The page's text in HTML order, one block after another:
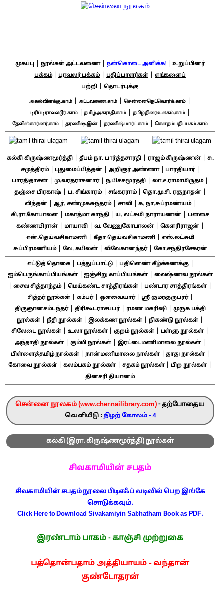
முகப்பு நூல்கள் அட்டவணை| நன்கொடை அளிக்க!
உறுப்பினர்
பக்கம்| புரவலர் பக்கம்| பதிப்பாளர்கள்
எங்களைப்
பற்றி
தொடர்புக்கு
அகல்விளக்கு.காம் அட்டவணை.காம் சென்னைநெட்வொர்க்.காம்
டிரிப்டிராவல்டூர்.காம்| தமிழ்அகராதி.காம்| தமிழ்திரைஉலகம்.காம்|
தேவிஸ்கார்னர்.காம் தரணிஷ்.இன்| தரணிஷ்மார்ட்.காம் கௌதம்பதிப்பகம்.காம்
கல்கி கிருஷ்ணமூர்த்தி| தீபம் நா. பார்த்தசாரதி| ராஜம் கிருஷ்ணன்|
சு.
சமுத்திரம்| புதுமைப்பித்தன்| அறிஞர் அண்ணா| பாரதியார்|
பாரதிதாசன் மு.வரதராசனார்| ந.பிச்சமூர்த்தி லா.ச.ராமாமிருதம்|
தஞ்சை பிரகாஷ்| ப. சிங்காரம்| சங்கரராம்| தொ.மு.சி. ரகுநாதன்|
விந்தன்| ஆர். சண்முகசுந்தரம்| சாவி| க. நா.சுப்ரமண்யம்|
கி.ரா.கோபாலன் மகாத்மா காந்தி ய. லட்சுமி நாராயணன்
பனசை
கண்ணபிரான்| மாயாவி| வ. வேணுகோபாலன்| கௌரிராஜன்|
என்.தெய்வசிகாமணி| கீதா தெய்வசிகாமணி|
எஸ்.லட்சுமி
சுப்பிரமணியம்| வே. கபிலன்| விவேகானந்தர்| கோ.சந்திரசேகரன்
எட்டுத் தொகை| பத்துப்பாட்டு| பதினெண் கீழ்க்கணக்கு|
ஐம்பெருங்காப்பியங்கள்| ஐஞ்சிறு காப்பியங்கள்| வைஷ்ணவ நூல்கள்
சைவ சித்தாந்தம்| மெய்கண்ட சாத்திரங்கள் பண்டார சாத்திரங்கள்
சித்தர் நூல்கள்| கம்பர்| ஔவையார்| ஸ்ரீ குமரகுருபரர்|
திருஞானசம்பந்தர்| திரிகூடராசப்பர்| ரமண மகரிஷி|
முருக பக்தி
நூல்கள்
நீதி நூல்கள் இலக்கண நூல்கள் நிகண்டு நூல்கள்
சிலேடை நூல்கள் உலா நூல்கள் குறம் நூல்கள் பள்ளு நூல்கள்
அந்தாதி நூல்கள்| கும்மி நூல்கள்| இரட்டைமணிமாலை நூல்கள்|
பிள்ளைத்தமிழ் நூல்கள்| நான்மணிமாலை நூல்கள்| தூது நூல்கள்|
கோவை நூல்கள் கலம்பகம் நூல்கள் சதகம் நூல்கள் பிற நூல்கள்
தினசரி தியானம்
சென்னை நூலகம் (www.chennailibrary.com)- தற்போதைய
வெளியீடு : நிழற் கோலம் - 4
கல்கி (இரா. கிருஷ்ணமூர்த்தி) நூல்கள்
சிவகாமியின் சபதம்
சிவகாமியின் சபதம் நூலை பிடிஎஃப் வடிவில் பெற இங்கே
சொடுக்கவும்.
Click Here to Download Sivakamiyin Sabhatham Book as PDF.
இரண்டாம் பாகம் - காஞ்சி முற்றுகை
பத்தொன்பதாம் அத்தியாயம் - வந்தான்
குண்டோதரன்